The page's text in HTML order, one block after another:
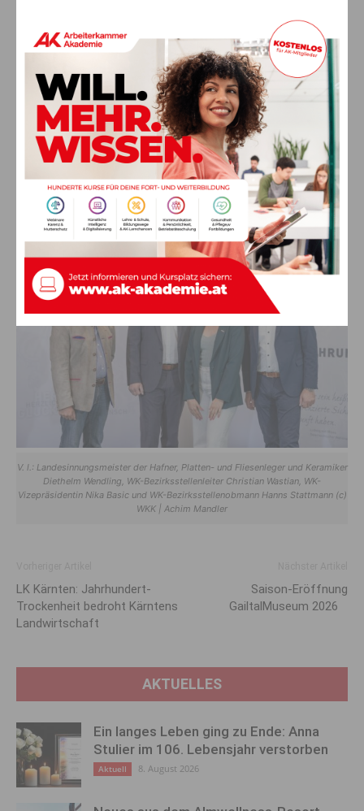
Gleichgewicht
Die Mitgliederehrung macht deutlich, wie engTradition und
Zukunftmiteinander verbunden sind. Viele der
ausgezeichneten Betriebe haben sich über Jahrzehnte
hinweg erfolgreich weiterentwickelt und neue Wege
beschritten, ohne ihre Wurzeln zu verlieren. Sie zeigen damit
eindrucksvoll, dass nachhaltiger wirtschaftlicher Erfolg auf
Erfahrung, Innovationsbereitschaft und einer starken
regionalen Verankerung basiert.
V. l.: Landesinnungsmeister der Hafner, Platten- und Fliesenleger und Keramiker
Diethelm Wendling, WK-Bezirksstellenleiter Christian Wastian, WK-
Vizepräsidentin Nika Basic und WK-Bezirksstellenobmann Hanns Stattmann (c)
WKK | Achim Mandler
LK Kärnten: Jahrhundert-
Trockenheit bedroht Kärntens
Landwirtschaft
Saison-Eröffnung
GailtalMuseum 2026
AKTUELLES
Ein langes Leben ging zu Ende: Anna
Stulier im 106. Lebensjahr verstorben
Aktuell 8. August 2026